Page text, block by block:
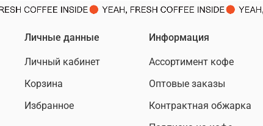
Личные данные
Личный кабинет
Корзина
Избранное
Информация
Ассортимент кофе
Оптовые заказы
Контрактная обжарка